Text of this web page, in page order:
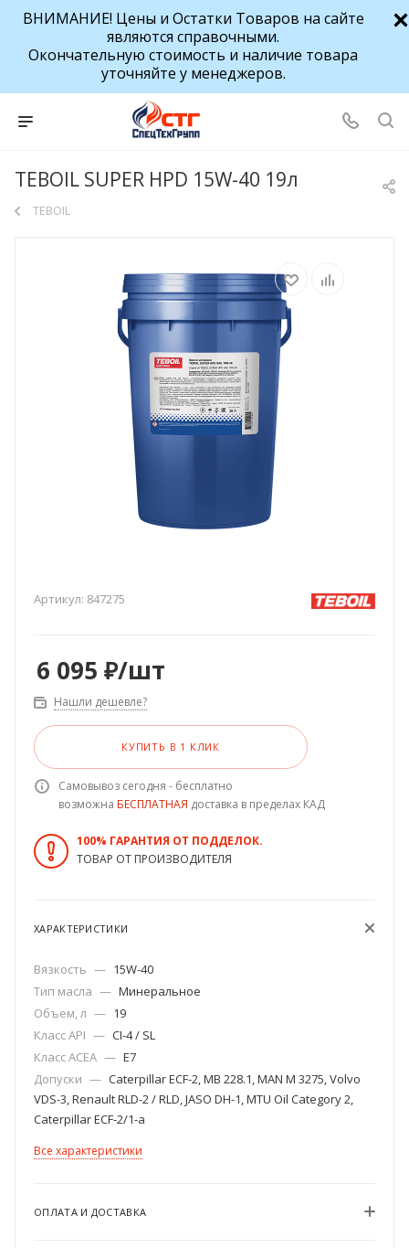
ВНИМАНИЕ! Цены и Остатки Товаров на сайте
являются справочными.
Окончательную стоимость и наличие товара
уточняйте у менеджеров.
TEBOIL SUPER HPD 15W-40 19л
TEBOIL
Артикул: 847275
6 095 ₽/шт
Нашли дешевле?
КУПИТЬ В 1 КЛИК
Самовывоз сегодня - бесплатно
возможна БЕСПЛАТНАЯ доставка в пределах КАД
100% ГАРАНТИЯ ОТ ПОДДЕЛОК.
ТОВАР ОТ ПРОИЗВОДИТЕЛЯ
ХАРАКТЕРИСТИКИ
Вязкость — 15W-40
Тип масла — Минеральное
Объем, л — 19
Класс API — CI-4 / SL
Класс ACEA — E7
Допуски — Caterpillar ECF-2, MB 228.1, MAN M 3275, Volvo
VDS-3, Renault RLD-2 / RLD, JASO DH-1, MTU Oil Category 2,
Caterpillar ECF-2/1-a
Все характеристики
ОПЛАТА И ДОСТАВКА